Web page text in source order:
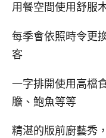
用餐空間使用舒服
每季會依照時令更
客
一字排開使用高檔
膽、鮑魚等等
精湛的版前廚藝秀